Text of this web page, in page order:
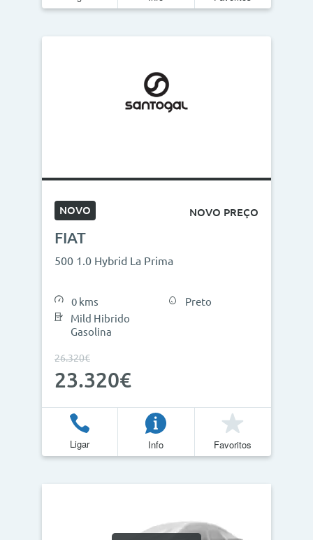
NOVO NOVO PREÇO
FIAT
500 1.0 Hybrid La Prima
0 kms
Mild Hibrido
Gasolina
Preto
26.320€
23.320€
Ligar Info Favoritos